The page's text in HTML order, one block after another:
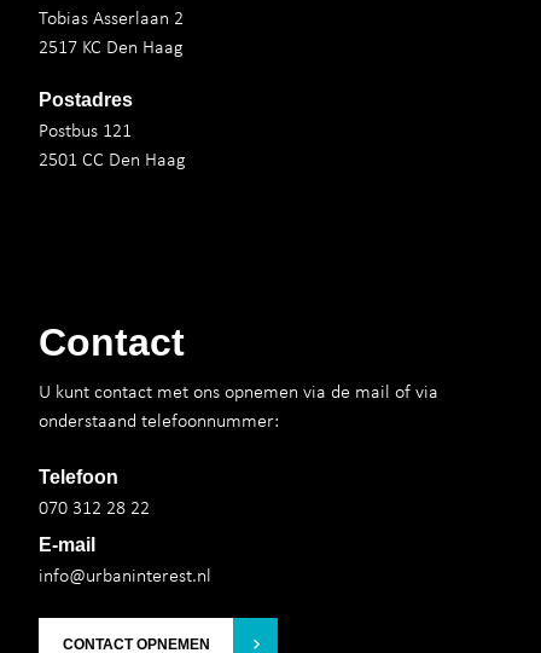
Tobias Asserlaan 2
2517 KC Den Haag
Postadres
Postbus 121
2501 CC Den Haag
Contact
U kunt contact met ons opnemen via de mail of via
onderstaand telefoonnummer:
Telefoon
070 312 28 22
E-mail
info@urbaninterest.nl
CONTACT OPNEMEN